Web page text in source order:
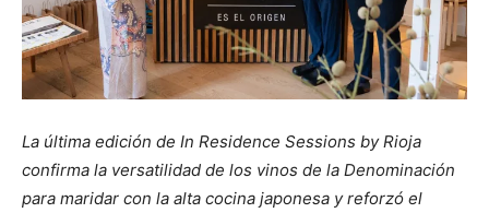
La última edición de In Residence Sessions by Rioja
confirma la versatilidad de los vinos de la Denominación
para maridar con la alta cocina japonesa y reforzó el